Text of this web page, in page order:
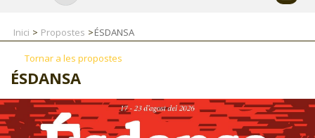
CJ ADOLESCENTS
Inici Propostes ÉSDANSA
Tornar a les propostes
ÉSDANSA